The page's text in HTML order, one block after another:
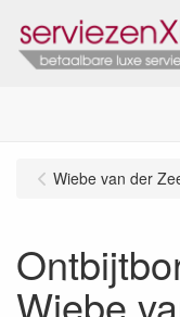
Wiebe van der
Wiebe